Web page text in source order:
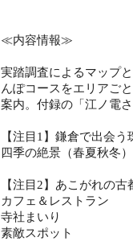
≪内容情報≫
実踏調査によるマップ
んぽコースをエリアご
案内。付録の「江ノ電
【注目1】鎌倉で出会う
四季の絶景（春夏秋冬）
【注目2】あこがれの古
カフェ＆レストラン
寺社まいり
素敵スポット